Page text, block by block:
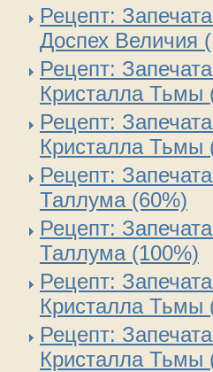
Рецепт:
Доспех Величия
Рецепт:
Кристалла Тьмы
Рецепт:
Кристалла Тьмы
Рецепт:
Таллума (60%)
Рецепт:
Таллума (100%)
Рецепт:
Кристалла Тьмы
Рецепт:
Кристалла Тьмы